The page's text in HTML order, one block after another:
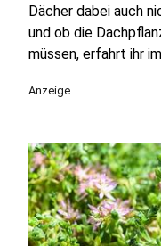
Dächer dabei auch
und ob die
müssen, erfahrt ihr
Anzeige